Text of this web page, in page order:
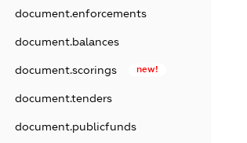
document.enforcements
document.balances
document.scorings new!
document.tenders
document.publicfunds